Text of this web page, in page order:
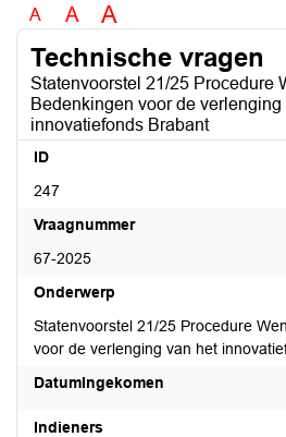
A A A
Technische vragen
Statenvoorstel 21/25 Procedure
Bedenkingen voor de verlenging
innovatiefonds Brabant
ID
247
Vraagnummer
67-2025
Onderwerp
Statenvoorstel 21/25 Procedure
voor de verlenging van het
DatumIngekomen
Indieners